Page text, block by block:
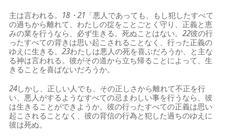
主は言われる。 18・21 「悪人であっても、もし犯したすべて
の過ちから離れて、わたしの掟をことごとく守り、正義と恵
みの業を行うなら、必ず生きる。死ぬことはない。22彼の行
ったすべての背きは思い起こされることなく、行った正義の
ゆえに生きる。23わたしは悪人の死を喜ぶだろうか、と主な
る神は言われる。彼がその道から立ち帰ることによって、生
きることを喜ばないだろうか。
24しかし、正しい人でも、その正しさから離れて不正を行
い、悪人がするようなすべての忌まわしい事を行うなら、彼
は生きることができようか。彼の行ったすべての正義は思い
起こされることなく、彼の背信の行為と犯した過ちのゆえに
彼は死ぬ。